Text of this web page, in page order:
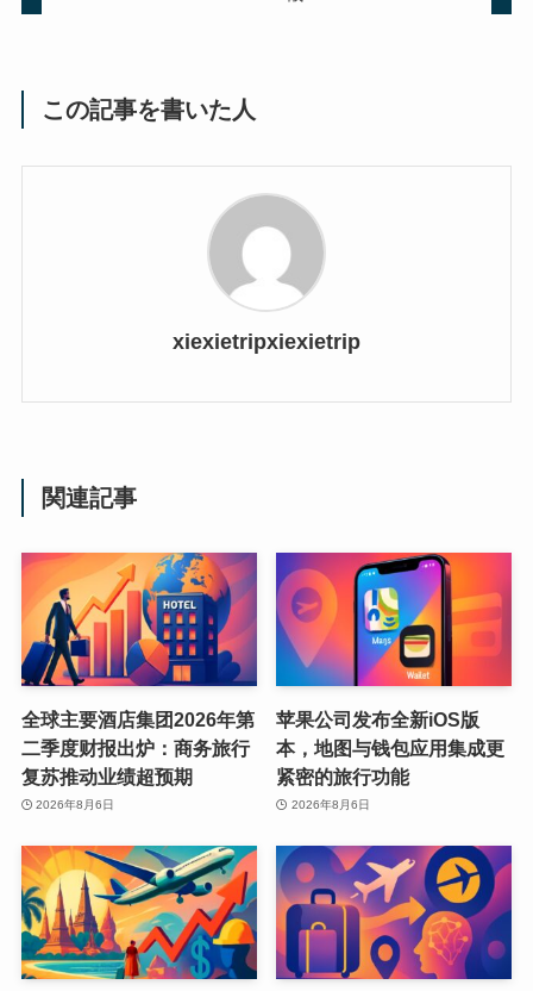
この記事を書いた人
xiexietripxiexietrip
関連記事
全球主要酒店集团2026年第
二季度财报出炉：商务旅行
复苏推动业绩超预期
2026年8月6日
苹果公司发布全新iOS版
本，地图与钱包应用集成更
紧密的旅行功能
2026年8月6日